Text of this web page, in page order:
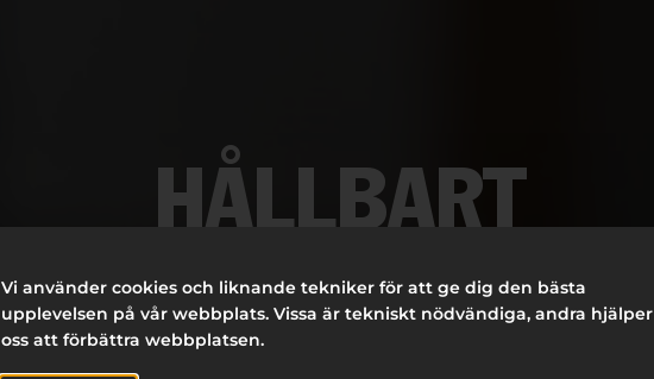
HÅLLBART
VARUMÄRKES-
Vi använder cookies och liknande tekniker för att ge dig den bästa
upplevelsen på vår webbplats. Vissa är tekniskt nödvändiga, andra hjälper
oss att förbättra webbplatsen.